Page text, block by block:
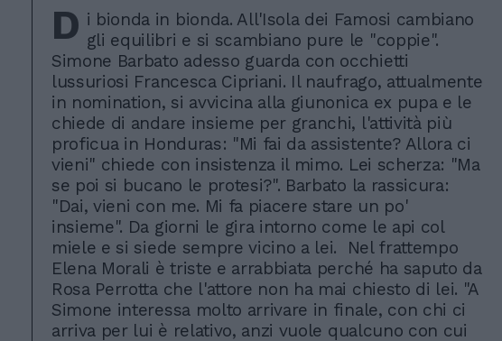
D i bionda in bionda. All'Isola dei Famosi cambiano
gli equilibri e si scambiano pure le "coppie".
Simone Barbato adesso guarda con occhietti
lussuriosi Francesca Cipriani. Il naufrago, attualmente
in nomination, si avvicina alla giunonica ex pupa e le
chiede di andare insieme per granchi, l'attività più
proficua in Honduras: "Mi fai da assistente? Allora ci
vieni" chiede con insistenza il mimo. Lei scherza: "Ma
se poi si bucano le protesi?". Barbato la rassicura:
"Dai, vieni con me. Mi fa piacere stare un po'
insieme". Da giorni le gira intorno come le api col
miele e si siede sempre vicino a lei. Nel frattempo
Elena Morali è triste e arrabbiata perché ha saputo da
Rosa Perrotta che l'attore non ha mai chiesto di lei. "A
Simone interessa molto arrivare in finale, con chi ci
arriva per lui è relativo, anzi vuole qualcuno con cui